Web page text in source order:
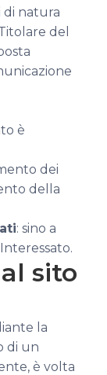
di natura
del
è
dei
della
: sino a
sito
la
di un
è volta